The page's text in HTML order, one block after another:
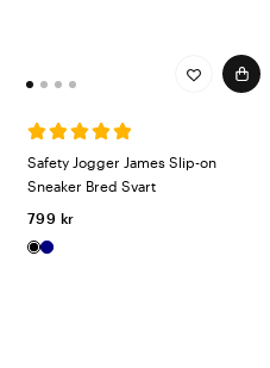
Safety Jogger James Slip-on
Sneaker Bred Svart
799 kr